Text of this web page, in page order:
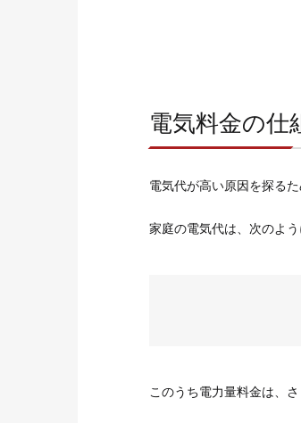
電気料金の仕
電気代が高い原因を探る
家庭の電気代は、次のよ
このうち電力量料金は、